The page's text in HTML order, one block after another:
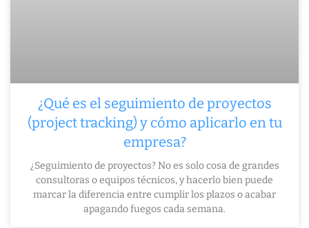
¿Qué es el seguimiento de proyectos
(project tracking) y cómo aplicarlo en tu
empresa?
¿Seguimiento de proyectos? No es solo cosa de grandes
consultoras o equipos técnicos, y hacerlo bien puede
marcar la diferencia entre cumplir los plazos o acabar
apagando fuegos cada semana.